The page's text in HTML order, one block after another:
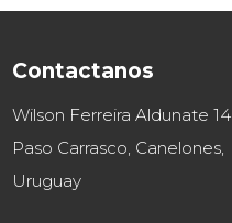
Contactanos
Wilson Ferreira Aldunate 14
Paso Carrasco, Canelones,
Uruguay